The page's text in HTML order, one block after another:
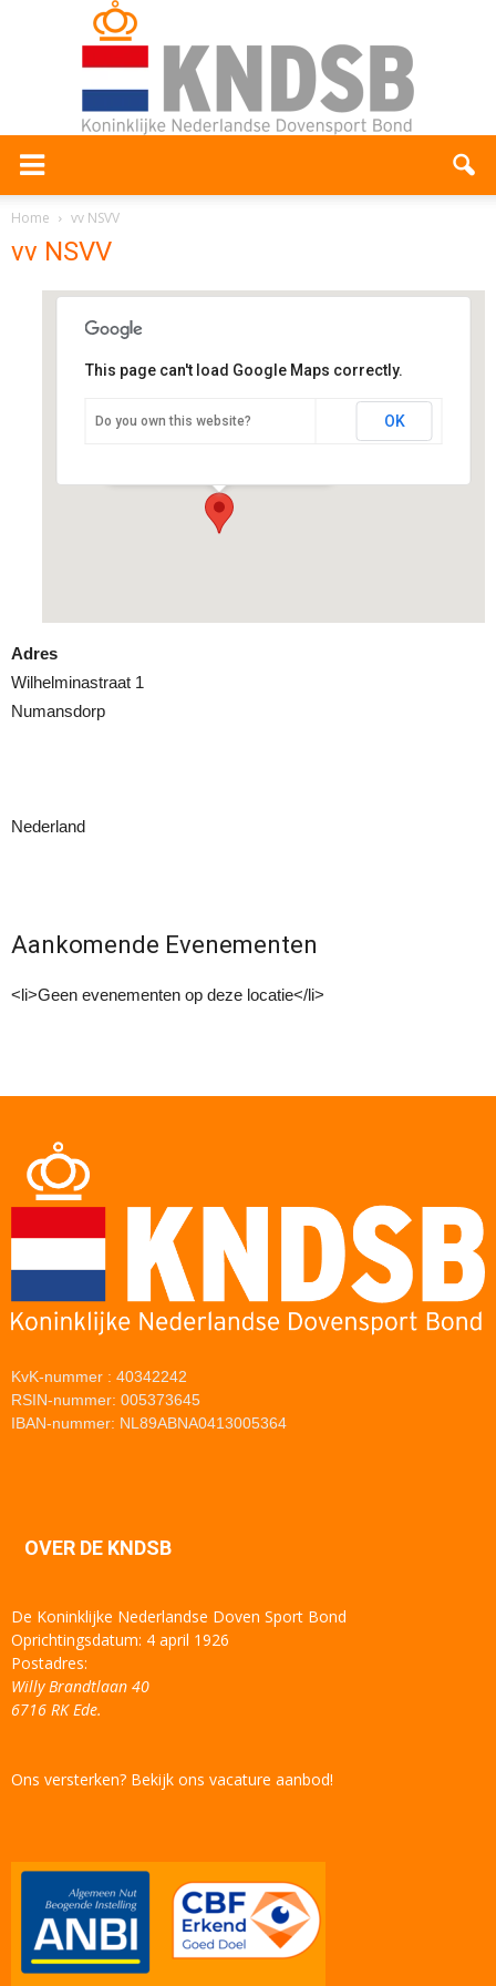
Home vv NSVV
vv NSVV
vv NSVV
This page can't load Google Maps correctly.
Do you own this website? OK
Adres
Wilhelminastraat 1
Numansdorp
Nederland
Aankomende Evenementen
<li>Geen evenementen op deze locatie</li>
KvK-nummer : 40342242
RSIN-nummer: 005373645
IBAN-nummer: NL89ABNA0413005364
OVER DE KNDSB
De Koninklijke Nederlandse Doven Sport Bond
Oprichtingsdatum: 4 april 1926
Postadres:
Willy Brandtlaan 40
6716 RK Ede.
Ons versterken? Bekijk ons vacature aanbod!